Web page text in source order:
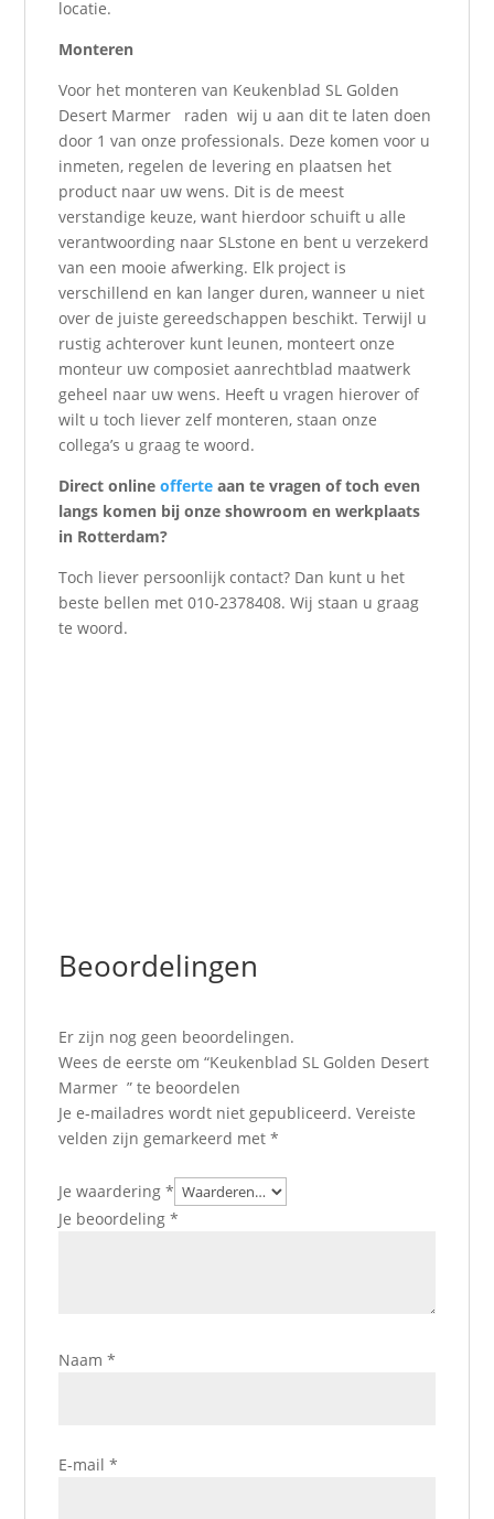
locatie.
Monteren
Voor het monteren van Keukenblad SL Golden
Desert Marmer raden wij u aan dit te laten doen
door 1 van onze professionals. Deze komen voor u
inmeten, regelen de levering en plaatsen het
product naar uw wens. Dit is de meest
verstandige keuze, want hierdoor schuift u alle
verantwoording naar SLstone en bent u verzekerd
van een mooie afwerking. Elk project is
verschillend en kan langer duren, wanneer u niet
over de juiste gereedschappen beschikt. Terwijl u
rustig achterover kunt leunen, monteert onze
monteur uw composiet aanrechtblad maatwerk
geheel naar uw wens. Heeft u vragen hierover of
wilt u toch liever zelf monteren, staan onze
collega’s u graag te woord.
Direct onlineofferteaan te vragen of toch even
langs komen bij onze showroom en werkplaats
in Rotterdam?
Toch liever persoonlijk contact? Dan kunt u het
beste bellen met 010-2378408. Wij staan u graag
te woord.
Beoordelingen
Er zijn nog geen beoordelingen.
Wees de eerste om “Keukenblad SL Golden Desert
Marmer ” te beoordelen
Je e-mailadres wordt niet gepubliceerd. Vereiste
velden zijn gemarkeerd met*
Je waardering*
Je beoordeling*
Naam*
E-mail*